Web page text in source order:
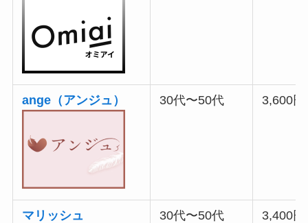
ange（アンジュ） 30代〜50代 3,600円
マリッシュ
30代〜50代 3,400円